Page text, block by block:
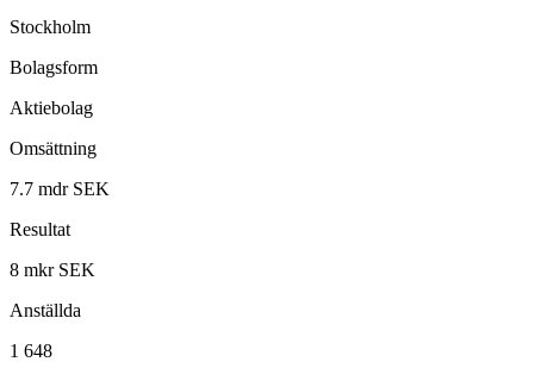
Stockholm
Bolagsform
Aktiebolag
Omsättning
7.7 mdr SEK
Resultat
8 mkr SEK
Anställda
1 648